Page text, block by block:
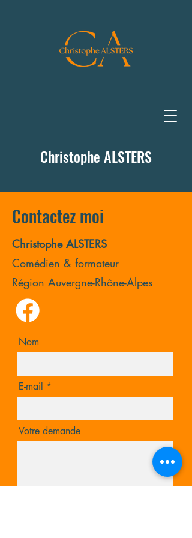
Christophe ALSTERS
Contactez moi
Christophe ALSTERS
Comédien & formateur
Région Auvergne-Rhône-Alpes
Nom
E-mail
Votre demande